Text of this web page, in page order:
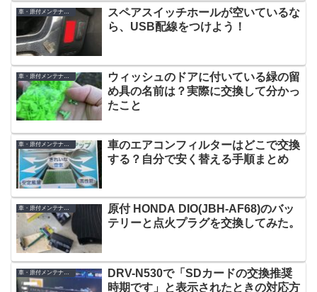
車・原付メンテナンス
スペアスイッチホールが空いているな
ら、USB配線をつけよう！
車・原付メンテナンス
ウィッシュのドアに付いている緑の留
め具の名前は？実際に交換して分かっ
たこと
車のエアコンフィルターはどこで交換
する？自分で安く替える手順まとめ
車・原付メンテナンス
原付 HONDA DIO(JBH-AF68)のバッ
テリーと点火プラグを交換してみた。
車・原付メンテナンス
DRV-N530で「SDカードの交換推奨
時期です」と表示されたときの対応方